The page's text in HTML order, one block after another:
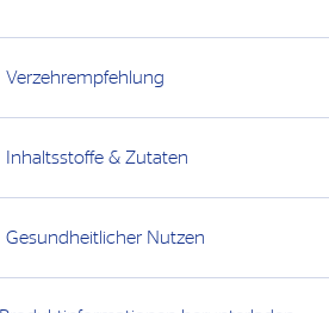
Verzehrempfehlung
Inhaltsstoffe & Zutaten
Gesundheitlicher Nutzen